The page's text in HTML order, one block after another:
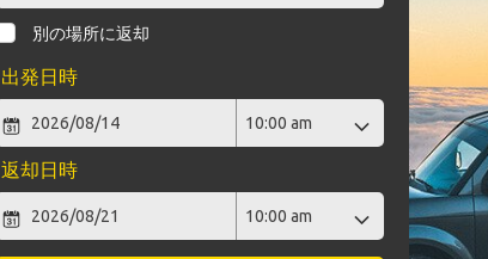
別の場所に返却
出発日時
返却日時